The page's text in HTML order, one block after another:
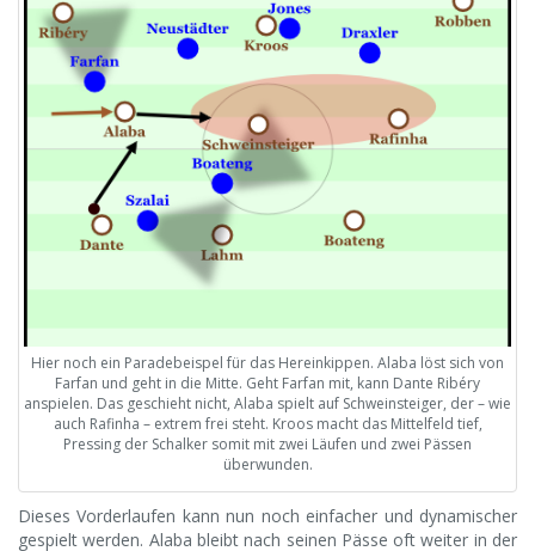
Hier noch ein Paradebeispel für das Hereinkippen. Alaba löst sich von
Farfan und geht in die Mitte. Geht Farfan mit, kann Dante Ribéry
anspielen. Das geschieht nicht, Alaba spielt auf Schweinsteiger, der – wie
auch Rafinha – extrem frei steht. Kroos macht das Mittelfeld tief,
Pressing der Schalker somit mit zwei Läufen und zwei Pässen
überwunden.
Dieses Vorderlaufen kann nun noch einfacher und dynamischer
gespielt werden. Alaba bleibt nach seinen Pässe oft weiter in der